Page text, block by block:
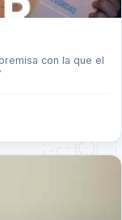
con la que el